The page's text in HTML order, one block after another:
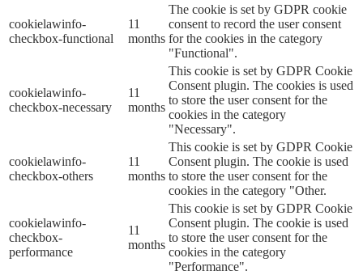
cookielawinfo-
checkbox-functional
11
months
The cookie is set by GDPR cookie
consent to record the user consent
for the cookies in the category
"Functional".
cookielawinfo-
checkbox-necessary
11
months
This cookie is set by GDPR Cookie
Consent plugin. The cookies is used
to store the user consent for the
cookies in the category
"Necessary".
cookielawinfo-
checkbox-others
11
months
This cookie is set by GDPR Cookie
Consent plugin. The cookie is used
to store the user consent for the
cookies in the category "Other.
cookielawinfo-
checkbox-
performance
11
months
This cookie is set by GDPR Cookie
Consent plugin. The cookie is used
to store the user consent for the
cookies in the category
"Performance".